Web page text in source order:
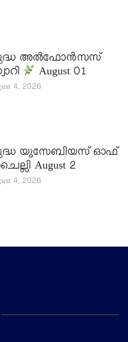
അൽഫോൻസസ്
August 01
4, 2026
യൂസേബിയസ് ഓഫ്
August 2
4, 2026